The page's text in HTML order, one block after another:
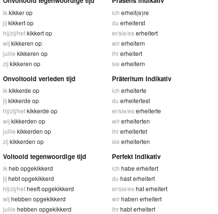
ik kikker op
jijkikkert op
hij/zij/hetkikkert op
wijkikkeren op
jullie kikkeren op
zijkikkeren op
ich erheit(e)re
du erheiterst
er/sie/eserheitert
wirerheitern
ihrerheitert
sie erheitern
Onvoltooid verleden tijd
ik kikkerde op
jijkikkerde op
hij/zij/hetkikkerde op
wijkikkerden op
jullie kikkerden op
zijkikkerden op
Präteritum Indikativ
ich erheiterte
du erheitertest
er/sie/eserheiterte
wirerheiterten
ihrerheitertet
sie erheiterten
Voltooid tegenwoordige tijd
ikheb opgekikkerd
jijhebt opgekikkerd
hij/zij/hetheeft opgekikkerd
wijhebben opgekikkerd
jullie hebben opgekikkerd
Perfekt Indikativ
ich habe erheitert
du hast erheitert
er/sie/eshat erheitert
wirhaben erheitert
ihrhabt erheitert